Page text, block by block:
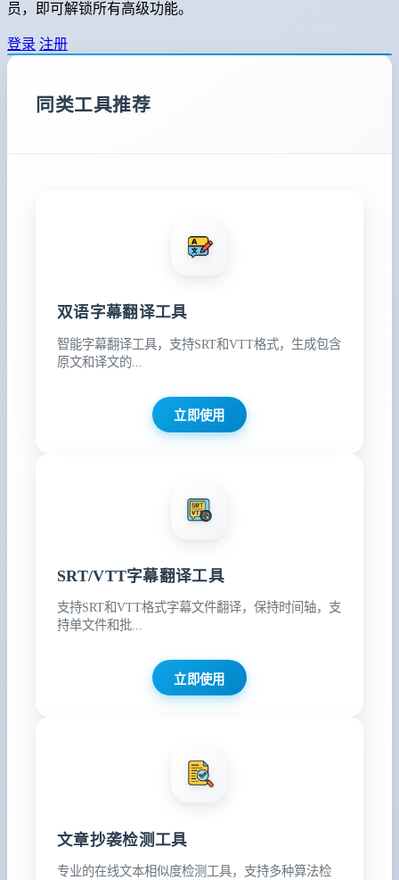
员，即可解锁所有高级功能。
登录 注册
同类工具推荐
双语字幕翻译工具
智能字幕翻译工具，支持SRT和VTT格式，生成包含
原文和译文的...
立即使用
SRT/VTT字幕翻译工具
支持SRT和VTT格式字幕文件翻译，保持时间轴，支
持单文件和批...
立即使用
文章抄袭检测工具
专业的在线文本相似度检测工具，支持多种算法检